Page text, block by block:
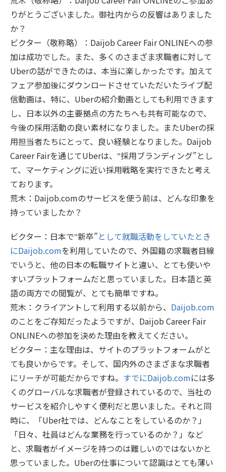
りがとうございました。御社内からの反響はありました
か？
ビクター（敬称略）：Daijob Career Fair ONLINEへの参
加は成功でした。また、多くのさまざま求職者に対して
Uberの話ができたのは、本当に楽しかったです。加えて
フェア参加後にダウンロードさせていただいたライブ配
信動画は、特に、Uberの紹介動画としても利用できます
し、日本以外の主要拠点の方たちへも共有可能なので、
今後の採用活動の良い素材になりました。またUberの採
用担当者たちにとって、良い経験となりました。Daijob
Career Fairを通じてUberは、‟採用ブランディング”とし
て、マーケティングに近い採用戦略を実行できたと考え
ております。
荒木：Daijob.comのサービスを使う前は、どんな印象を
持っていましたか？
ビクター：日本で‟新卒”として就職活動をしていたとき
にDaijob.comを利用していたので、外国籍の求職者目線
でいうと、他の日本の転職サイトと違い、とても使いや
すいプラットフォームだと思っていました。日本語と英
語の両方での閲覧が、とても簡単ですね。
荒木：クライアントして利用する以前から、 Daijob.com
のことをご存知だったようですが、Daijob Career Fair
ONLINEへの参加を決めた理由を教えてください。
ビクター：主な理由は、サイトのプラットフォームがと
ても良いからです。そして、国内外のさまざまな求職者
にリーチが可能だからですね。 すでにDaijob.comには多
くのグローバルな求職者が登録されているので、当社の
サービスを紹介しやすく便利だと思いました。それと同
時に、「Uber社では、どんなことをしているのか？」
「日々、社員はどんな業務を行っているのか？」など
と、求職者がイメージを持つのは難しいのではないかと
思っていました。Uberの仕事について認識はとても薄い